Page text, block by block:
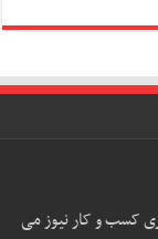
کسب و کار نیوز می